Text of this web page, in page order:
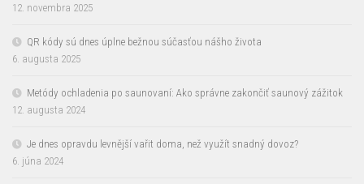
12. novembra 2025
QR kódy sú dnes úplne bežnou súčasťou nášho života
6. augusta 2025
Metódy ochladenia po saunovaní: Ako správne zakončiť saunový zážitok
12. augusta 2024
Je dnes opravdu levnější vařit doma, než využít snadný dovoz?
6. júna 2024